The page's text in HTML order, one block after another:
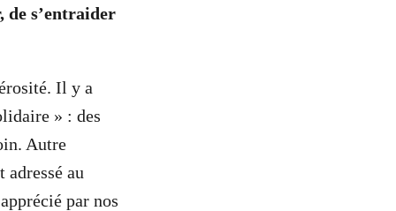
de s’entraider
Il y a
» : des
Autre
adressé au
par nos